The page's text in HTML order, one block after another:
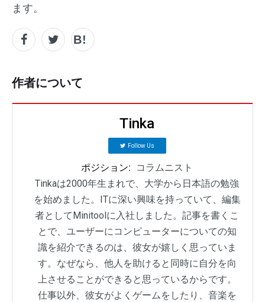
ます。
作者について
Tinka
Follow Us
ポジション:
コラムニスト
Tinkaは2000年生まれで、大学から日本語の勉強
を始めました。ITに深い興味を持っていて、編集
者としてMinitoolに入社しました。記事を書くこ
とで、ユーザーにコンピューターについての知
識を紹介できるのは、彼女が嬉しく思っていま
す。なぜなら、他人を助けると同時に自分を向
上させることができると思っているからです。
仕事以外、彼女がよくゲームをしたり、音楽を